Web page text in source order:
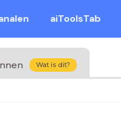
aiToolsTab
Wat is dit?